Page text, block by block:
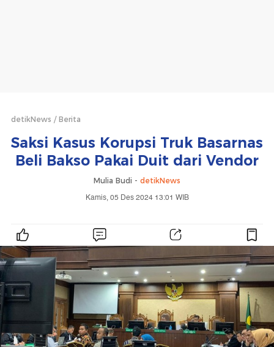
detikNews Berita
Saksi Kasus Korupsi Truk Basarnas
Beli Bakso Pakai Duit dari Vendor
Mulia Budi - detikNews
Kamis, 05 Des 2024 13:01 WIB